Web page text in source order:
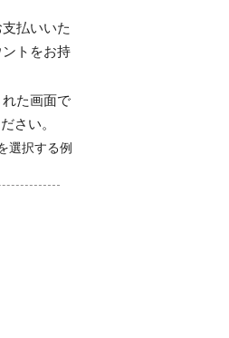
払いいた
トをお持
た画面で
さい。